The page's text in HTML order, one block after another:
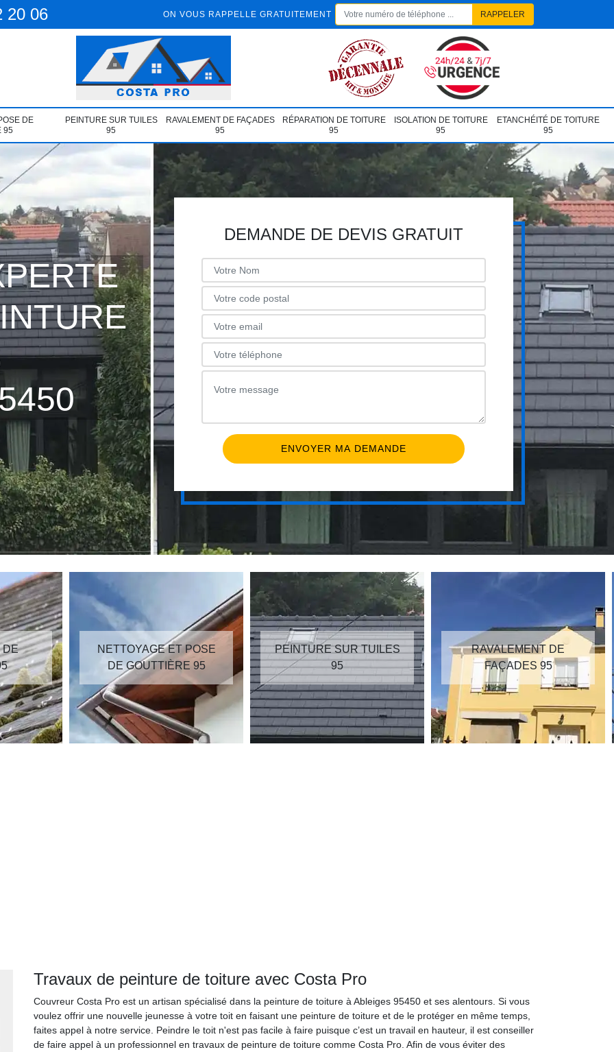
20 06 ON VOUS RAPPELLE GRATUITEMENT
DE
95
PEINTURE SUR TUILES
95
RAVALEMENT DE FAÇADES
95
RÉPARATION DE TOITURE
95
ISOLATION DE TOITURE
95
ETANCHÉITÉ DE TOITURE
95
DEMANDE DE DEVIS GRATUIT
ET POSE
95
PEINTURE SUR TUILES
95
RAVALEMENT DE
FAÇADES 95
RÉPARATION DE
TOITURE 95
Travaux de peinture de toiture avec Costa Pro
Couvreur Costa Pro est un artisan spécialisé dans la peinture de toiture à Ableiges 95450 et ses alentours. Si vous
voulez offrir une nouvelle jeunesse à votre toit en faisant une peinture de toiture et de le protéger en même temps,
faites appel à notre service. Peindre le toit n'est pas facile à faire puisque c’est un travail en hauteur, il est conseiller
de faire appel à un professionnel en travaux de peinture de toiture comme Costa Pro. Afin de vous éviter des